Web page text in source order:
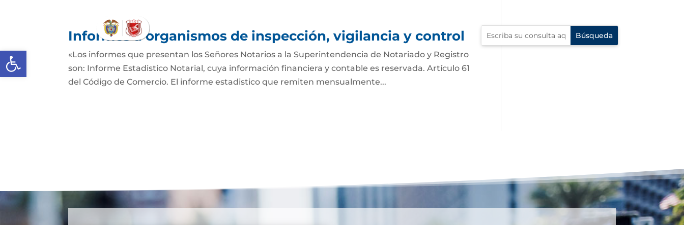
Abrir barra de herramientas
Informes a organismos de inspección, vigilancia y control
«Los informes que presentan los Señores Notarios a la Superintendencia de Notariado y Registro
son: Informe Estadistico Notarial, cuya información financiera y contable es reservada. Artículo 61
del Código de Comercio. El informe estadistico que remiten mensualmente...